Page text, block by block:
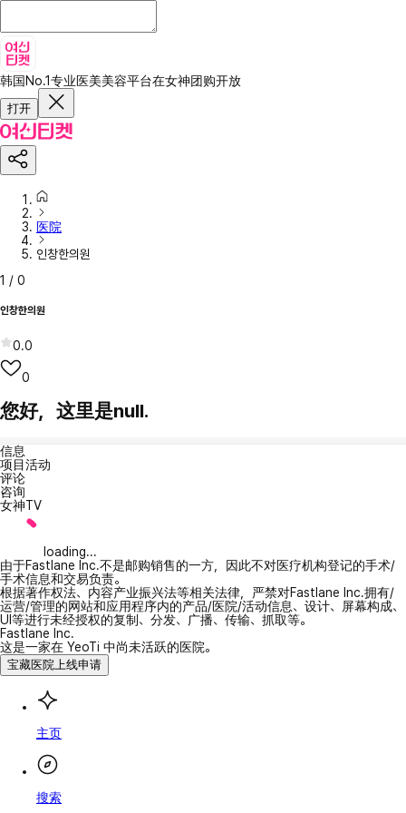
韩国No.1专业医美美容平台在女神团购开放
打开
医院
인창한의원
1 / 0
인창한의원
0.0
0
您好，这里是null.
信息
项目活动
评论
咨询
女神TV
loading...
由于Fastlane Inc.不是邮购销售的一方，因此不对医疗机构登记的手术/
手术信息和交易负责。
根据著作权法、内容产业振兴法等相关法律，严禁对Fastlane Inc.拥有/
运营/管理的网站和应用程序内的产品/医院/活动信息、设计、屏幕构成、
UI等进行未经授权的复制、分发、广播、传输、抓取等。
Fastlane Inc.
这是一家在 YeoTi 中尚未活跃的医院。
宝藏医院上线申请
主页
搜索